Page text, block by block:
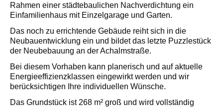
Rahmen einer städtebaulichen Nachverdichtung ein
Einfamilienhaus mit Einzelgarage und Garten.
Das noch zu errichtende Gebäude reiht sich in die
Neubauentwicklung ein und bildet das letzte Puzzlestück
der Neubebauung an der Achalmstraße.
Bei diesem Vorhaben kann planerisch und auf aktuelle
Energieeffizienzklassen eingewirkt werden und wir
berücksichtigen Ihre individuellen Wünsche.
Das Grundstück ist 268 m² groß und wird vollständig